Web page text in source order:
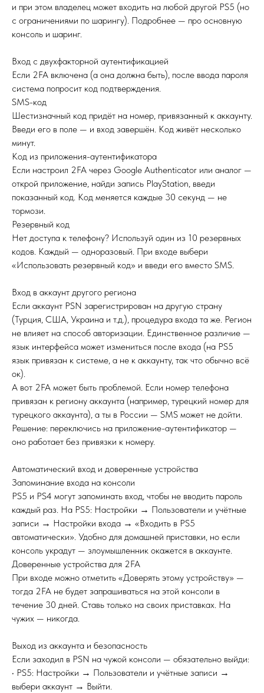
и при этом владелец может входить на любой другой PS5 (но
с ограничениями по шарингу). Подробнее — про основную
консоль и шаринг.
Вход с двухфакторной аутентификацией
Если 2FA включена (а она должна быть), после ввода пароля
система попросит код подтверждения.
SMS-код
Шестизначный код придёт на номер, привязанный к аккаунту.
Введи его в поле — и вход завершён. Код живёт несколько
минут.
Код из приложения-аутентификатора
Если настроил 2FA через Google Authenticator или аналог —
открой приложение, найди запись PlayStation, введи
показанный код. Код меняется каждые 30 секунд — не
тормози.
Резервный код
Нет доступа к телефону? Используй один из 10 резервных
кодов. Каждый — одноразовый. При входе выбери
«Использовать резервный код» и введи его вместо SMS.
Вход в аккаунт другого региона
Если аккаунт PSN зарегистрирован на другую страну
(Турция, США, Украина и т.д.), процедура входа та же. Регион
не влияет на способ авторизации. Единственное различие —
язык интерфейса может измениться после входа (на PS5
язык привязан к системе, а не к аккаунту, так что обычно всё
ок).
А вот 2FA может быть проблемой. Если номер телефона
привязан к региону аккаунта (например, турецкий номер для
турецкого аккаунта), а ты в России — SMS может не дойти.
Решение: переключись на приложение-аутентификатор —
оно работает без привязки к номеру.
Автоматический вход и доверенные устройства
Запоминание входа на консоли
PS5 и PS4 могут запоминать вход, чтобы не вводить пароль
каждый раз. На PS5: Настройки → Пользователи и учётные
записи → Настройки входа → «Входить в PS5
автоматически». Удобно для домашней приставки, но если
консоль украдут — злоумышленник окажется в аккаунте.
Доверенные устройства для 2FA
При входе можно отметить «Доверять этому устройству» —
тогда 2FA не будет запрашиваться на этой консоли в
течение 30 дней. Ставь только на своих приставках. На
чужих — никогда.
Выход из аккаунта и безопасность
Если заходил в PSN на чужой консоли — обязательно выйди:
• PS5: Настройки → Пользователи и учётные записи →
выбери аккаунт → Выйти.